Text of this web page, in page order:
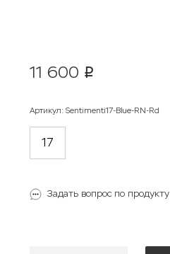
11 600 p
Артикул: Sentimenti17-Blue-RN-Rd
17
Задать вопрос по продукту